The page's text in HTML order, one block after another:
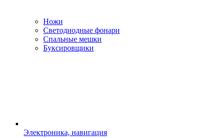
Ножи
Светодиодные фонари
Спальные мешки
Буксировщики
Электроника, навигация